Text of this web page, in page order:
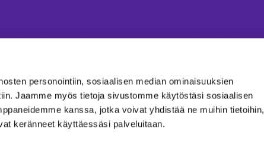
personointiin, sosiaalisen median ominaisuuksien
Jaamme myös tietoja sivustomme käytöstäsi sosiaalisen
kanssa, jotka voivat yhdistää ne muihin tietoihin,
keränneet käyttäessäsi palveluitaan.